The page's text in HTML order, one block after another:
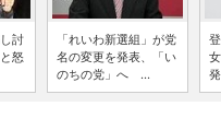
討
怒
「れいわ新選組」が党
名の変更を発表、「い
のちの党」へ ...